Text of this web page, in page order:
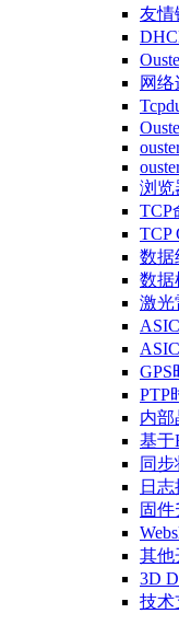
友情
网
浏览
TCP
TCP
数据
数据
激光
GPS
PTP
内部
基于
同
日志
固件
其他
3D
技术